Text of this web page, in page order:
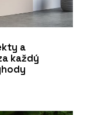
a
každý